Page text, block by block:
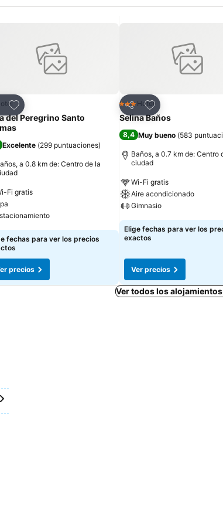
Agregar a favoritos
del Peregrino Santo
Excelente (299 puntuaciones)
a 0.8 km de: Centro de la
Fi gratis
fechas para ver los precios
precios
Compartir
Agregar a
3 Estrellas
Hotel
Selina Baños
8,4 Muy bueno (583
Baños, a 0.7 km de: Centro
ciudad
Wi-Fi gratis
Aire acondicionado
Gimnasio
Elige fechas para ver los
exactos
Ver precios
Ver todos los